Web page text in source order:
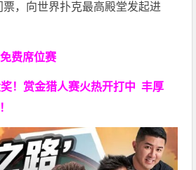
，向世界扑克最高殿堂发起进
费席位赛
！ 赏金猎人赛火热开打中 丰厚